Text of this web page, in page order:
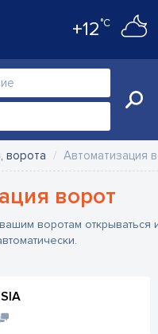
+12°C
ворота Автоматизация
ворот
воротам открываться